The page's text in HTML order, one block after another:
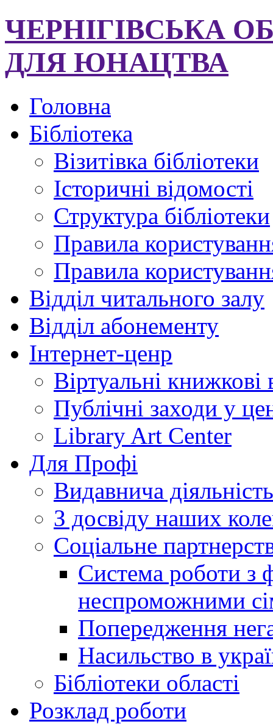
ЧЕРНІГІВСЬКА
ДЛЯ ЮНАЦТВА
Головна
Бібліотека
Візитівка бібліотеки
Історичні відомості
Структура бібліотеки
Правила
Правила
Відділ читального залу
Відділ абонементу
Інтернет-ценр
Віртуальні книжкові
Публічні заходи у
Library Art Center
Для Профі
Видавнича діяльність
З досвіду наших
Соціальне
Система роботи з
неспроможними
Попередження
Насильство в
Бібліотеки області
Розклад роботи